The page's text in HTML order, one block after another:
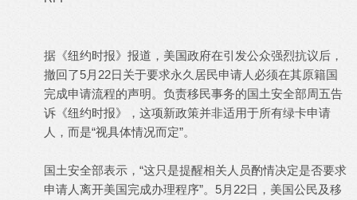
据《纽约时报》报道，美国政府在引发公众强烈抗议后，
撤回了5月22日关于要求永久居民申请人必须在其原籍国
完成申请流程的声明。负责移民事务的国土安全部周五告
诉《纽约时报》，这项新政策并非适用于所有绿卡申请
人，而是“视具体情况而定”。
国土安全部表示，“这只是提醒相关人员酌情决定是否要求
申请人离开美国完成办理程序”。5月22日，美国公民及移